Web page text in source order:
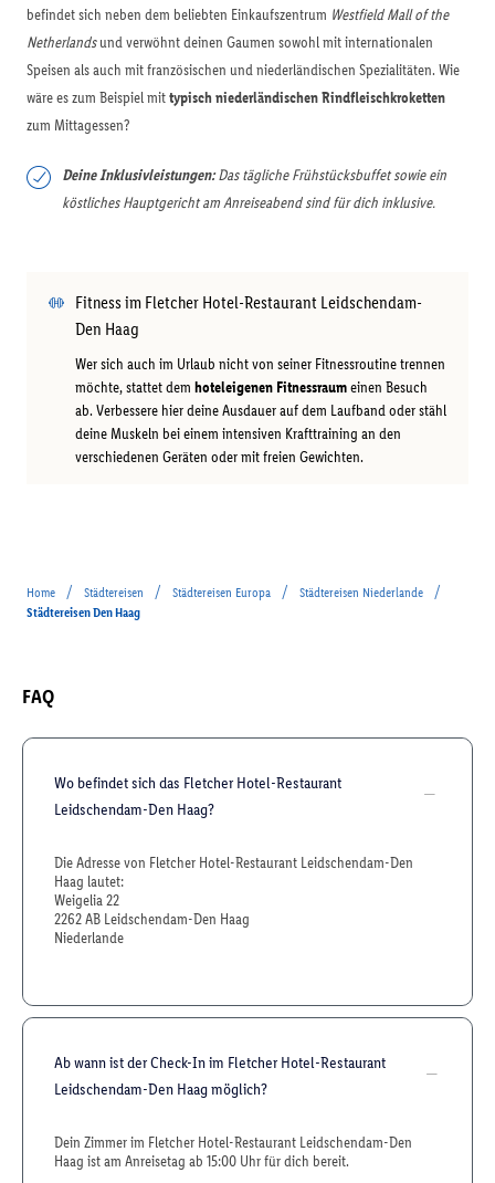
befindet sich neben dem beliebten Einkaufszentrum Westfield Mall of the
Netherlandsund verwöhnt deinen Gaumen sowohl mit internationalen
Speisen als auch mit französischen und niederländischen Spezialitäten. Wie
wäre es zum Beispiel mittypisch niederländischen Rindfleischkroketten
zum Mittagessen?
Deine Inklusivleistungen:Das tägliche Frühstücksbuffet sowie ein
köstliches Hauptgericht am Anreiseabend sind für dich inklusive.
Fitness im Fletcher Hotel-Restaurant Leidschendam-
Den Haag
Wer sich auch im Urlaub nicht von seiner Fitnessroutine trennen
möchte, stattet dem hoteleigenen Fitnessraumeinen Besuch
ab. Verbessere hier deine Ausdauer auf dem Laufband oder stähl
deine Muskeln bei einem intensiven Krafttraining an den
verschiedenen Geräten oder mit freien Gewichten.
Home / Städtereisen / Städtereisen Europa / Städtereisen Niederlande /
Städtereisen Den Haag
FAQ
Wo befindet sich das Fletcher Hotel-Restaurant
Leidschendam-Den Haag?
Die Adresse von Fletcher Hotel-Restaurant Leidschendam-Den
Haag lautet:
Weigelia 22
2262 AB Leidschendam-Den Haag
Niederlande
Ab wann ist der Check-In im Fletcher Hotel-Restaurant
Leidschendam-Den Haag möglich?
Dein Zimmer im Fletcher Hotel-Restaurant Leidschendam-Den
Haag ist am Anreisetag ab 15:00 Uhr für dich bereit.